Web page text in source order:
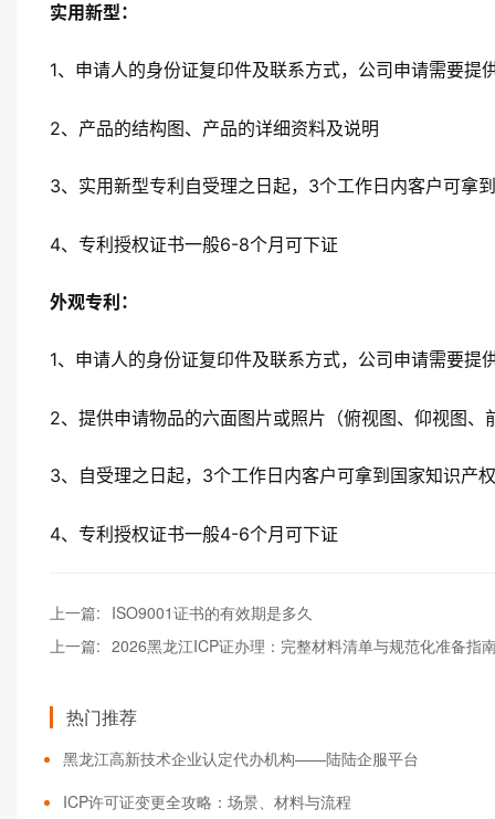
实用新型：
1、申请人的身份证复印件及联系方式，公司申请需要提
2、产品的结构图、产品的详细资料及说明
3、实用新型专利自受理之日起，3个工作日内客户可拿
4、专利授权证书一般6-8个月可下证
外观专利：
1、申请人的身份证复印件及联系方式，公司申请需要提
2、提供申请物品的六面图片或照片（俯视图、仰视图
3、自受理之日起，3个工作日内客户可拿到国家知识产
4、专利授权证书一般4-6个月可下证
上一篇: ISO9001证书的有效期是多久
上一篇: 2026黑龙江ICP证办理：完整材料清单与规范化准备指
热门推荐
黑龙江高新技术企业认定代办机构——陆陆企服平台
ICP许可证变更全攻略：场景、材料与流程